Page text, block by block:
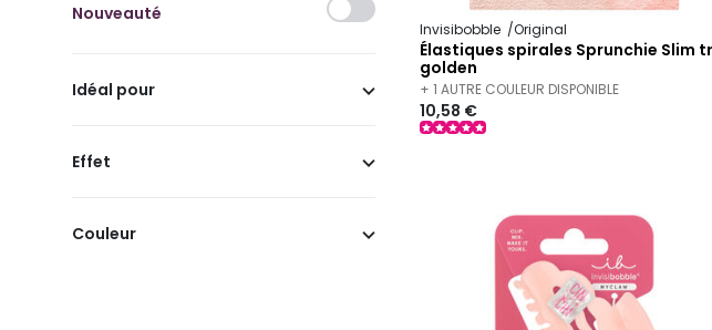
Nouveauté
Idéal pour
Effet
Couleur
Invisibobble Original
Élastiques spirales Sprunchie Slim
golden
+ 1 AUTRE COULEUR DISPONIBLE
10,58 €